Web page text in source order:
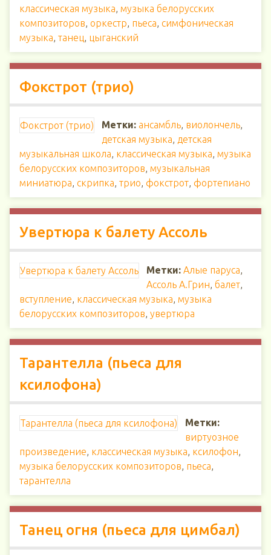
классическая музыка, музыка белорусских
композиторов, оркестр, пьеса, симфоническая
музыка, танец, цыганский
Фокстрот (трио)
Фокстрот (трио) Метки: ансамбль, виолончель,
детская музыка, детская
музыкальная школа, классическая музыка, музыка
белорусских композиторов, музыкальная
миниатюра, скрипка, трио, фокстрот, фортепиано
Увертюра к балету Ассоль
Увертюра к балету Ассоль Метки: Алые паруса,
Ассоль А.Грин, балет,
вступление, классическая музыка, музыка
белорусских композиторов, увертюра
Тарантелла (пьеса для
ксилофона)
Тарантелла (пьеса для ксилофона)
Метки:
виртуозное
произведение, классическая музыка, ксилофон,
музыка белорусских композиторов, пьеса,
тарантелла
Танец огня (пьеса для цимбал)